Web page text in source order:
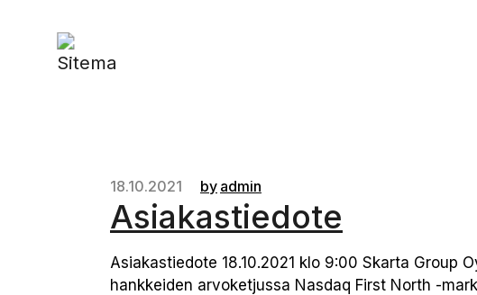
18.10.2021 by admin
Asiakastiedote
Asiakastiedote 18.10.2021 klo 9:00 Skarta Group
hankkeiden arvoketjussa Nasdaq First North -